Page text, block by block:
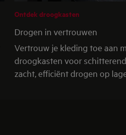
Ontdek droogkasten
Drogen in vertrouwen
Vertrouw je kleding toe aan
droogkasten voor
zacht, efficiënt drogen op